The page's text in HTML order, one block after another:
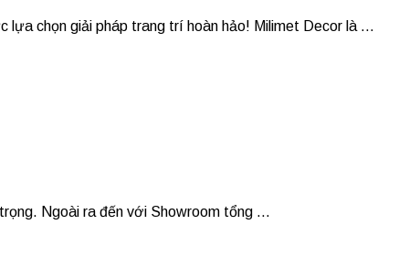
chọn giải pháp trang trí hoàn hảo! Milimet Decor là ...
Ngoài ra đến với Showroom tổng ...